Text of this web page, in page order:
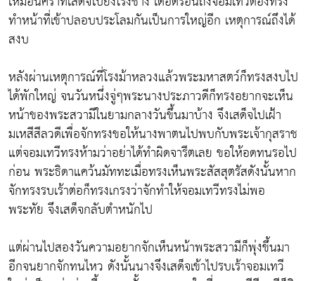
ทำหน้าที่เข้าปลอบประโลมกันเป็นการใหญ่อีก เหตุการณ์ถึงได้
สงบ
หลังผ่านเหตุการณ์ที่โรงม้าหลวงแล้วพระมหาสตว์ก็ทรงสงบไป
ได้พักใหญ่ จนวันหนึ่งจู่ๆพระนางประภาวดีก็ทรงอยากจะเห็น
หน้าของพระสวามีในยามกลางวันขึ้นมาบ้าง จึงเสด็จไปเฝ้า
มเหสีสีลวดีเพื่อจักทรงขอให้นางพาตนไปพบกับพระเจ้ากุสราช
แต่จอมเทวีทรงห้ามว่าอย่าได้ทำผิดจารีตเลย ขอให้อดทนรอไป
ก่อน พระธิดาแคว้นมัททะเมื่อทรงเห็นพระสัสสุตรัสดังนั้นหาก
จักทรงรบเร้าต่อก็ทรงเกรงว่าจักทำให้จอมเทวีทรงไม่พอ
พระทัย จึงเสด็จกลับตำหนักไป
แต่ผ่านไปสองวันความอยากจักเห็นหน้าพระสวามีก็พุ่งขึ้นมา
อีกจนยากจักทนไหว ดังนั้นนางจึงเสด็จเข้าไปรบเร้าจอมเทวี